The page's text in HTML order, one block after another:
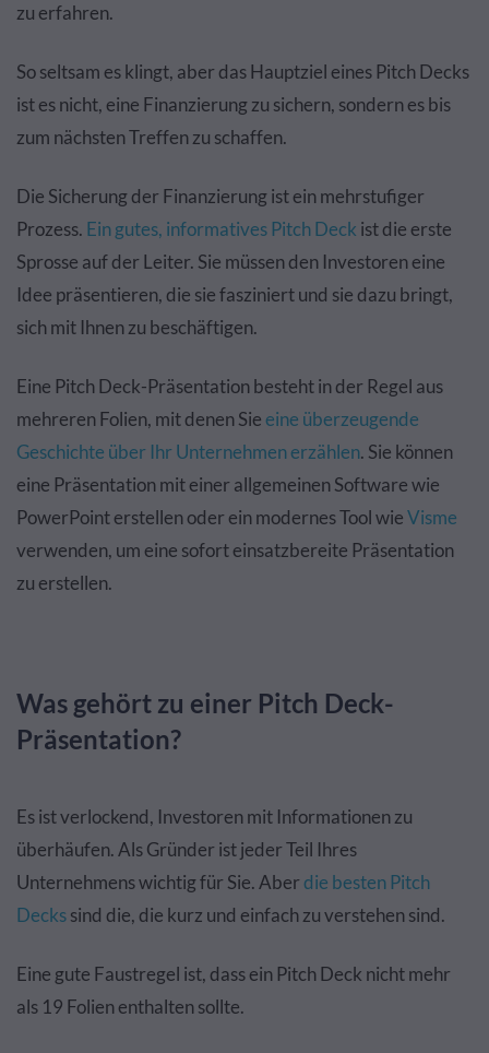
zu erfahren.
So seltsam es klingt, aber das Hauptziel eines Pitch Decks
ist es nicht, eine Finanzierung zu sichern, sondern es bis
zum nächsten Treffen zu schaffen.
Die Sicherung der Finanzierung ist ein mehrstufiger
Prozess. Ein gutes, informatives Pitch Deck ist die erste
Sprosse auf der Leiter. Sie müssen den Investoren eine
Idee präsentieren, die sie fasziniert und sie dazu bringt,
sich mit Ihnen zu beschäftigen.
Eine Pitch Deck-Präsentation besteht in der Regel aus
mehreren Folien, mit denen Sieeine überzeugende
Geschichte über Ihr Unternehmen erzählen. Sie können
eine Präsentation mit einer allgemeinen Software wie
PowerPoint erstellen oder ein modernes Tool wieVisme
verwenden, um eine sofort einsatzbereite Präsentation
zu erstellen.
Was gehört zu einer Pitch Deck-
Präsentation?
Es ist verlockend, Investoren mit Informationen zu
überhäufen. Als Gründer ist jeder Teil Ihres
Unternehmens wichtig für Sie. Aberdie besten Pitch
Deckssind die, die kurz und einfach zu verstehen sind.
Eine gute Faustregel ist, dass ein Pitch Deck nicht mehr
als 19 Folien enthalten sollte.